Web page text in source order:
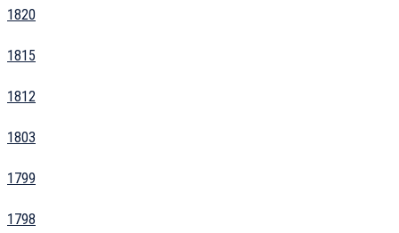
1820
1815
1812
1803
1799
1798